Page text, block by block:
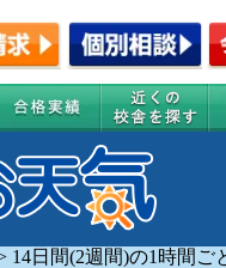
14日間(2週間)の1時間ご